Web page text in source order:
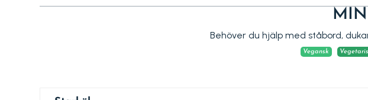
Behöver du hjälp med ståbord,
Vegansk